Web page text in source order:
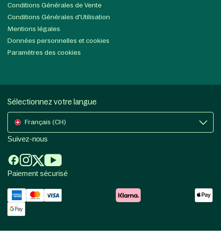
Conditions Générales de Vente
Conditions Générales d'Utilisation
Mentions légales
Données personnelles et cookies
Paramètres des cookies
Sélectionnez votre langue
Français (CH)
Suivez-nous
Paiement sécurisé